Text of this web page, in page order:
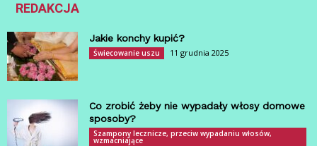
REDAKCJA
Jakie konchy kupić?
Świecowanie uszu 11 grudnia 2025
Co zrobić żeby nie wypadały włosy domowe
sposoby?
Szampony lecznicze, przeciw wypadaniu włosów,
wzmacniające